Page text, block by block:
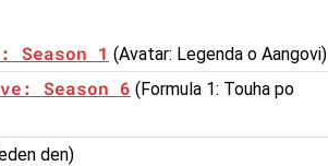
Season 1 (Avatar: Legenda o Aangovi)
Season 6 (Formula 1: Touha po
den)